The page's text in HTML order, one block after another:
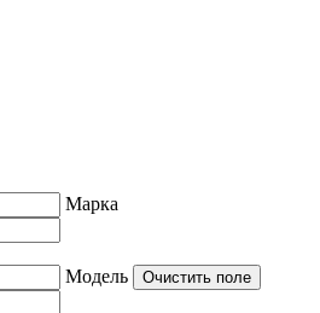
Марка
Модель
Очистить поле